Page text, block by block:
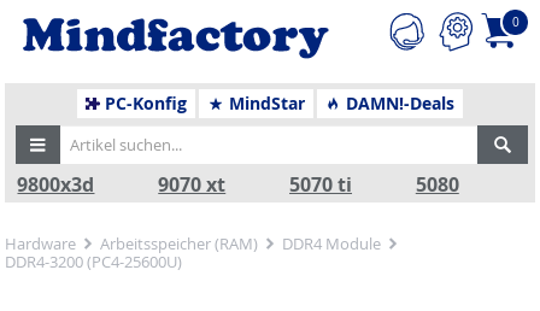
0
PC-Konfig MindStar DAMN!-Deals
9800x3d 9070 xt 5070 ti 5080
Hardware Arbeitsspeicher (RAM)
DDR4 Module
DDR4-3200 (PC4-25600U)